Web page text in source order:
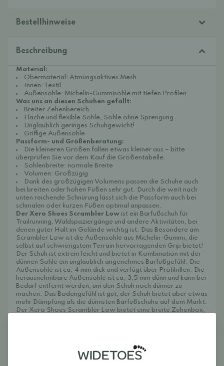
Bestellhinweise
Beschreibung
Material:
Obermaterial: Atmungsaktives Mesh
Innen: Textil
Außensohle: Michelin-Gummisohle mit tiefen Profilen
Was uns an diesen Schuhen gefällt:
Breiter Zehenbereich
Flache und flexible Sohle, Sohle ohne Sprengung
Unglaublich geringes Schuhgewicht!
Griffige Außensohle
Passform- und Größenberatung:
Die kleineren Größen fallen etwas kleiner aus – bitte
überprüfen Sie vor dem Kauf die Größentabelle.
Sohlenbreite: normale Breite
Volumen: Großzügig
Dank des großzügigen Volumens passen die Schuhe auch
bei breiten oder hohen Füßen sehr gut. Durch die weit nach
unten reichende Schnürung lässt sich die Passform auch bei
schmalen oder kurzen Füßen optimal anpassen.
Der Xero Shoes Scrambler Low ist ein Barfußschuh für
Trailrunning, Waldspaziergänge und andere Aktivitäten, bei
denen guter Halt im Gelände wichtig ist. Das Besondere am
Scrambler Low ist die Außensohle aus Michelin-Gummi, die
selbst auf schwierigstem Terrain hervorragenden Grip bietet!
Der Schuh ist extrem leicht und bietet in Kombination mit der
dünnen Sohle ein unglaublich angenehmes Barfußgefühl. Die
Außensohle ist ca. 4 mm dick und verfügt über Profilrillen. Die
herausnehmbare Außensohle ist ca. 3,5 mm dünn und kann bei
Bedarf entfernt werden, um den Schuh noch dünner zu
machen. Das Bodengefühl ist gut, der Schuh bietet aber etwas
mehr Dämpfung als die dünnsten Barfußschuhe auf dem Markt.
Der Xero Shoes Scrambler Low bietet eine breite Zehenbox,
Obermaterial des Scrambler Low besteht aus
atmungsaktivem Mesh, sodass Feuchtigkeit während des